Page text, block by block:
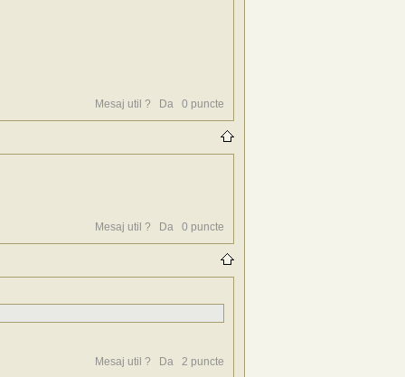
Mesaj util ? Da 0 puncte
Mesaj util ?
Da 0 puncte
Mesaj util ? Da 2 puncte